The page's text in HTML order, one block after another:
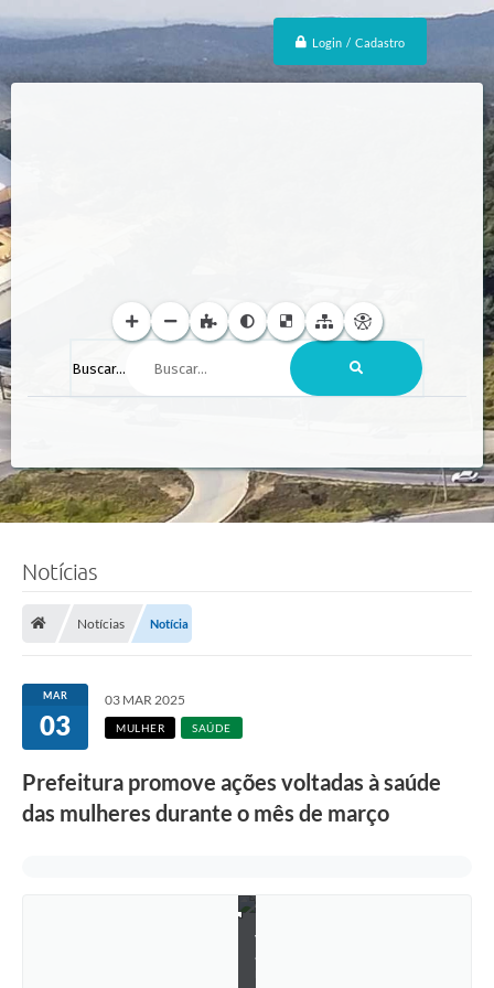
Login / Cadastro
Buscar...
Notícias
Notícias Notícia
MAR
03
03 MAR 2025
MULHER SAÚDE
Prefeitura promove ações voltadas à saúde
das mulheres durante o mês de março
:
v
a